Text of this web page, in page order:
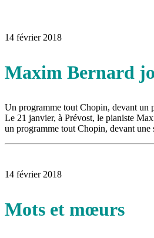
16 juillet 2026
16 juillet 2026
14 février 2018
Maxim Bernard
Un programme tout Chopin, devant un
Le 21 janvier, à Prévost, le pianiste
un programme tout Chopin, devant
14 février 2018
Mots et mœurs